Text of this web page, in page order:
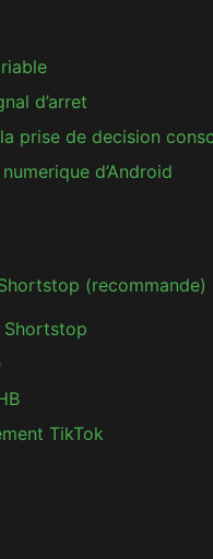
d’arret
prise de decision
d’Android
(recommande)
Shortstop
TikTok